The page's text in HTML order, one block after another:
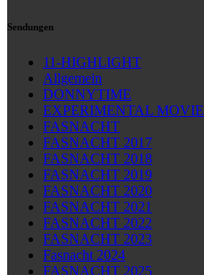
Sendungen
11-HIGHLIGHT
Allgemein
DONNYTIME
EXPERIMENTAL MOVIE
FASNACHT
FASNACHT 2017
FASNACHT 2018
FASNACHT 2019
FASNACHT 2020
FASNACHT 2021
FASNACHT 2022
FASNACHT 2023
Fasnacht 2024
FASNACHT 2025